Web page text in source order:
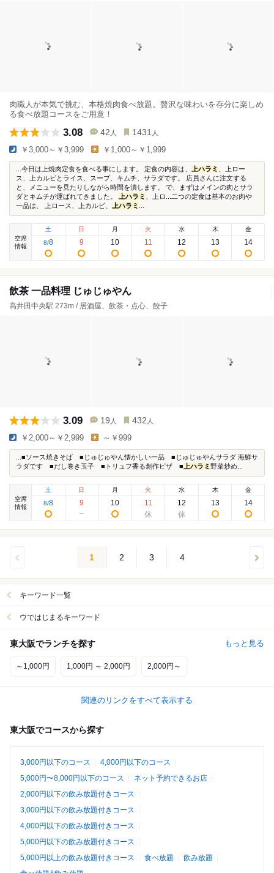
肉職人が本気で挑む、本格焼肉食べ放題。贅沢な味わいを存分に楽しめ
る食べ放題コースをご用意！
3.08 42 人 1431 人
￥3,000～￥3,999 ￥1,000～￥1,999
...今日は上焼肉定食を食べる事にします。 定食の内容は、 上ハラミ
、上ロー
ス、上カルビとライス、スープ、キムチ、サラダです。 店員さんに注文する
と、メニューを見たりしながら時間を潰します。 で、まずはメインの肉とサラ
ダとキムチが運ばれてきました。
上ハラミ
、上ロ...二つの定食は基本のお肉や
一品は、 上ロース、上カルビ、
上ハラミ
空席
情報
土
8/8
日
9
月
10
火
11
水
12
木
13
金
14
飲茶 一品料理 じゅじゅやん
高井田中央駅 273m / 居酒屋、飲茶・点心、餃子
3.09 19 人 432 人
￥2,000～￥2,999 ～￥999
...■ソース焼きそば ■じゅじゅやん懐かしい一品 ■じゅじゅやんサラダ 海鮮サ
ラダです ■だし巻き玉子 ■トリュフ香る創作ピザ ■ 上ハラミ 野菜炒め...
空席
情報
土
8/8
日
9
月
10
火
11
水
12
木
13
金
14
1 2 3 4
キーワード一覧
ウではじまるキーワード
東大阪でランチを探す もっと見る
～1,000円 1,000円 ～ 2,000円 2,000円～
関連のリンクをすべて表示する
東大阪でコースから探す
3,000円以下のコース
4,000円以下のコース
5,000円〜8,000円以下のコース
ネット予約できるお店
2,000円以下の飲み放題付きコース
3,000円以下の飲み放題付きコース
4,000円以下の飲み放題付きコース
5,000円以下の飲み放題付きコース
5,000円以上の飲み放題付きコース
食べ放題
飲み放題